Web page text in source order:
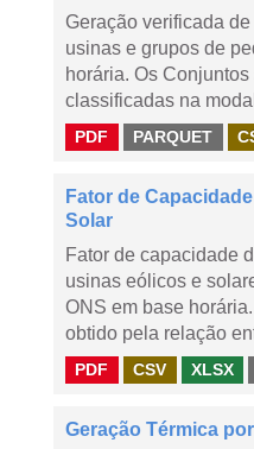
Geração verificada
usinas e grupos de
horária. Os
classificadas na
PDF PARQUET
Fator de
Solar
Fator de capacidade
usinas eólicos e
ONS em base
obtido pela relação
PDF CSV XLSX
Geração Térmica